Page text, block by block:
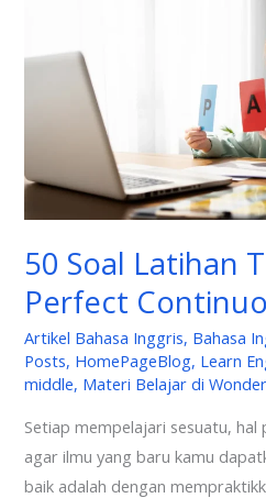
50 Soal Latihan
Perfect
Artikel Bahasa Inggris, Bahasa
Posts, HomePageBlog, Learn
middle, Materi Belajar di
Setiap mempelajari sesuatu,
agar ilmu yang baru kamu
baik adalah dengan
Past
Continuous